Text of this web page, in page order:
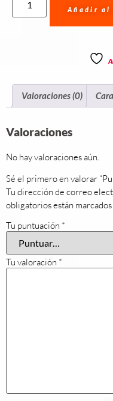
Añadir
Valoraciones (0)
Valoraciones
No hay valoraciones aún.
Sé el primero en valorar
Tu dirección de correo
obligatorios están marcados
Tu puntuación *
Tu valoración *